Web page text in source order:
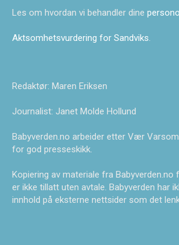
Les om hvordan vi behandler dine
Aktsomhetsvurdering for Sandviks.
Redaktør: Maren Eriksen
Journalist: Janet Molde Hollund
Babyverden.no arbeider etter Vær
for god presseskikk.
Kopiering av materiale fra Babyverden.no
er ikke tillatt uten avtale. Babyverden har
innhold på eksterne nettsider som det